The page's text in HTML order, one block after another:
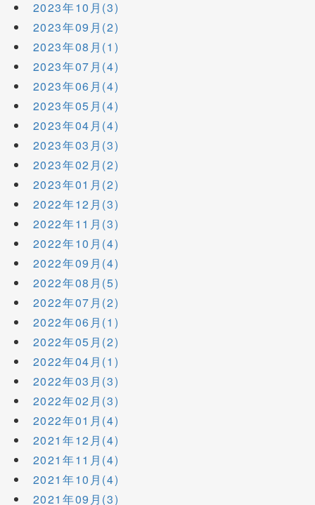
2023年10月(3)
2023年09月(2)
2023年08月(1)
2023年07月(4)
2023年06月(4)
2023年05月(4)
2023年04月(4)
2023年03月(3)
2023年02月(2)
2023年01月(2)
2022年12月(3)
2022年11月(3)
2022年10月(4)
2022年09月(4)
2022年08月(5)
2022年07月(2)
2022年06月(1)
2022年05月(2)
2022年04月(1)
2022年03月(3)
2022年02月(3)
2022年01月(4)
2021年12月(4)
2021年11月(4)
2021年10月(4)
2021年09月(3)